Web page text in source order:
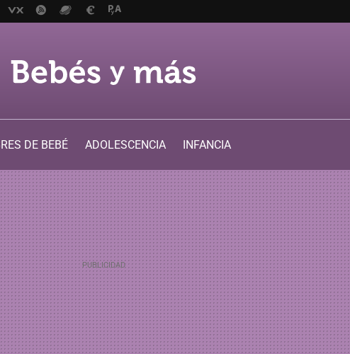
DE BEBÉ ADOLESCENCIA
INFANCIA